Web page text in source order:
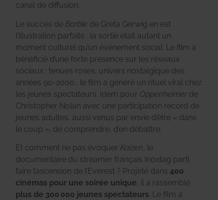
canal de diffusion.
Le succès de Barbie de Greta Gerwig en est
l’illustration parfaite : la sortie était autant un
moment culturel qu’un événement social. Le film a
bénéficié d’une forte présence sur les réseaux
sociaux : tenues roses, univers nostalgique des
années 90-2000… le film a généré un rituel viral chez
les jeunes spectateurs. Idem pour Oppenheimerde
Christopher Nolan avec une participation record de
jeunes adultes, aussi venus par envie d’être « dans
le coup », de comprendre, d’en débattre.
Et comment ne pas évoquer Kaizen, le
documentaire du streamer français Inoxtag parti
faire l’ascension de l’Everest ? Projeté dans 400
cinémas pour une soirée unique, il a rassemblé
plus de 300 000 jeunes spectateurs. Le film a